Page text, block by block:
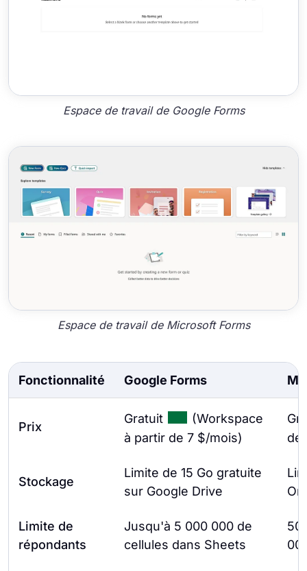
Espace de travail de Google Forms
Espace de travail de Microsoft Forms
Fonctionnalité Google Forms
Prix
Gratuit
(Workspace
à partir de 7 $/mois)
de
Stockage
Limite de 15 Go gratuite
sur Google Drive
Limite de
répondants
Jusqu'à 5 000 000 de
cellules dans Sheets
50